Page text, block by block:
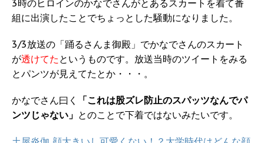
3時のヒロインのかなでさんがとあるスカートを着て番
組に出演したことでちょっとした騒動になりました。
3/3放送の「踊るさんま御殿」でかなでさんのスカート
が透けてた というものです。放送当時のツイートをみる
とパンツが見えてたとか・・・。
かなでさん曰く
「これは股ズレ防止のスパッツなんでパ
ンツじゃない」 とのことで下着ではないみたいです。